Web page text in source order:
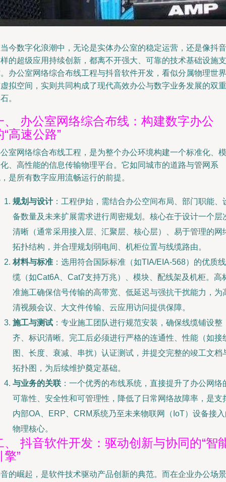
今数字化浪潮中，无论是实体办公室的稳定运营，还是像抖音
的超级应用持续创新，都离不开强大、可靠的技术基础设施支
办公室网络综合布线工程与抖音软件开发，看似分属物理世界
拟空间，实则共同构成了现代高效办公与数字业务发展的双重
。
、 办公室网络综合布线：构建数字办公
“高速公路”
室网络综合布线工程，是为整个办公环境构建一个标准化、模
、高性能的信息传输物理平台。它如同城市的道路与管网系
是所有数字应用流畅运行的前提。
规划与设计：工程伊始，需结合办公空间布局、部门职能、
备数量及未来扩展需求进行周密规划。核心在于设计一个层
清晰（通常采用接入层、汇聚层、核心层）、易于管理的网
拓扑结构，并合理规划弱电间、机柜位置与线缆路由。
材料与标准 ：选用符合国际标准（如TIA/EIA-568）的优质线
缆（如Cat6A、Cat7支持万兆）、模块、配线架及机柜。高
准施工确保信号传输的高带宽、低延迟与强抗干扰能力，为
清视频会议、大文件传输、云应用访问提供保障。
施工与测试 ：专业施工团队进行规范安装，确保线缆铺设整
齐、标识清晰。完工后必须进行严格的连通性、性能（如接
图、长度、衰减、串扰）认证测试，并提交完整的竣工文档
拓扑图，为后续维护奠定基础。
与业务的关联 ：一个优秀的布线系统，直接提升了办公网络
可靠性、安全性和可管理性，降低了日常网络故障率，是支
内部OA、ERP、CRM系统乃至未来物联网（IoT）设备接
物理核心。
、 抖音软件开发：驱动创新与协同的“智
擎”
的崛起，是软件技术驱动产品创新的典范。而在企业办公场景